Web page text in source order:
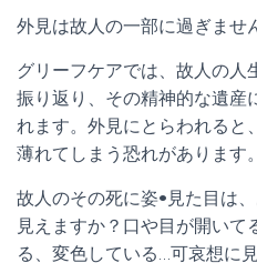
外見は故人の一部に過ぎませ
グリーフケアでは、故人の人
振り返り、その精神的な遺産
れます。外見にとらわれると
薄れてしまう恐れがあります。
故人のその死に姿•見た目は
見えますか？口や目が開い
る、変色している…可哀想に見